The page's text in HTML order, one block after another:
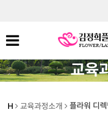
교육
H 교육과정소개 플라워 디